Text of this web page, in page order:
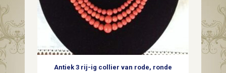
Antiek 3 rij-ig collier van rode, ronde